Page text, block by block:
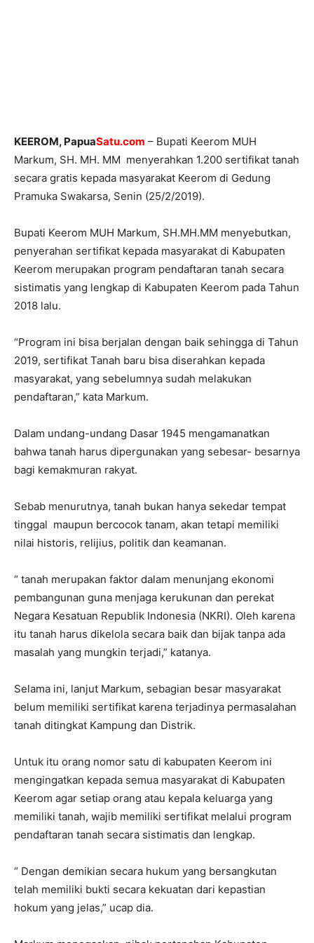
KEEROM, PapuaSatu.com – Bupati Keerom MUH
Markum, SH. MH. MM menyerahkan 1.200 sertifikat tanah
secara gratis kepada masyarakat Keerom di Gedung
Pramuka Swakarsa, Senin (25/2/2019).
Bupati Keerom MUH Markum, SH.MH.MM menyebutkan,
penyerahan sertifikat kepada masyarakat di Kabupaten
Keerom merupakan program pendaftaran tanah secara
sistimatis yang lengkap di Kabupaten Keerom pada Tahun
2018 lalu.
“Program ini bisa berjalan dengan baik sehingga di Tahun
2019, sertifikat Tanah baru bisa diserahkan kepada
masyarakat, yang sebelumnya sudah melakukan
pendaftaran,” kata Markum.
Dalam undang-undang Dasar 1945 mengamanatkan
bahwa tanah harus dipergunakan yang sebesar- besarnya
bagi kemakmuran rakyat.
Sebab menurutnya, tanah bukan hanya sekedar tempat
tinggal maupun bercocok tanam, akan tetapi memiliki
nilai historis, relijius, politik dan keamanan.
“ tanah merupakan faktor dalam menunjang ekonomi
pembangunan guna menjaga kerukunan dan perekat
Negara Kesatuan Republik Indonesia (NKRI). Oleh karena
itu tanah harus dikelola secara baik dan bijak tanpa ada
masalah yang mungkin terjadi,” katanya.
Selama ini, lanjut Markum, sebagian besar masyarakat
belum memiliki sertifikat karena terjadinya permasalahan
tanah ditingkat Kampung dan Distrik.
Untuk itu orang nomor satu di kabupaten Keerom ini
mengingatkan kepada semua masyarakat di Kabupaten
Keerom agar setiap orang atau kepala keluarga yang
memiliki tanah, wajib memiliki sertifikat melalui program
pendaftaran tanah secara sistimatis dan lengkap.
“ Dengan demikian secara hukum yang bersangkutan
telah memiliki bukti secara kekuatan dari kepastian
hokum yang jelas,” ucap dia.